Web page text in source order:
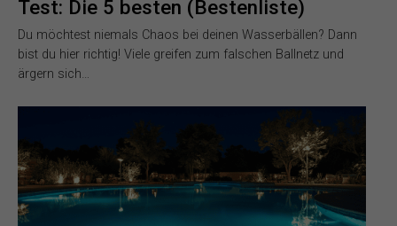
Test: Die 5 besten (Bestenliste)
Du möchtest niemals Chaos bei deinen Wasserbällen? Dann
bist du hier richtig! Viele greifen zum falschen Ballnetz und
ärgern sich…